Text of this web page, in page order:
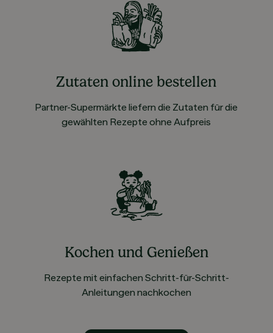
Zutaten online bestellen
Partner-Supermärkte liefern die Zutaten für die
gewählten Rezepte ohne Aufpreis
Kochen und Genießen
Rezepte mit einfachen Schritt-für-Schritt-
Anleitungen nachkochen